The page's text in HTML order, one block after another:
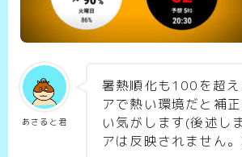
あさると君
暑熱順化も100を超
アで熱い環境だと補
い気がします(後述し
アは反映されません。